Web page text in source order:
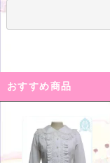
おすすめ商品